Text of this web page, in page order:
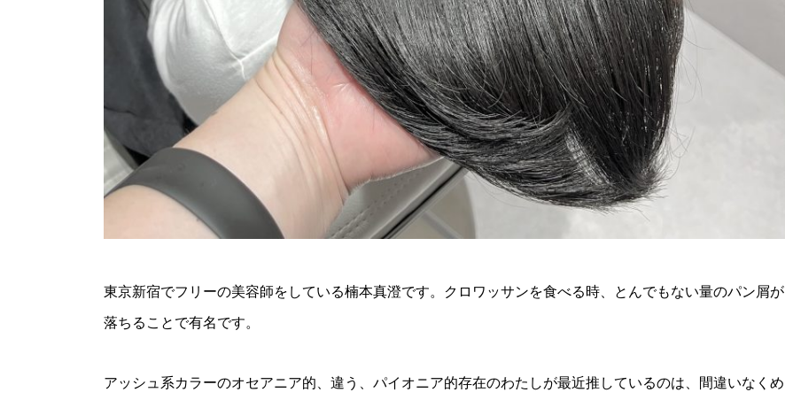
東京新宿でフリーの美容師をしている楠本真澄です。クロワッサンを食べる時、とんでもない量のパン屑が
落ちることで有名です。
アッシュ系カラーのオセアニア的、違う、パイオニア的存在のわたしが最近推しているのは、間違いなくめ